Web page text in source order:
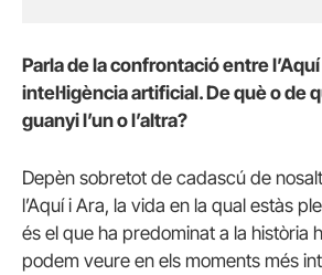
Parla de la confrontació entre l’Aquí
intel·ligència artificial. De què o de
guanyi l’un o l’altra?
Depèn sobretot de cadascú de
l’Aquí i Ara, la vida en la qual estàs
és el que ha predominat a la història
podem veure en els moments més